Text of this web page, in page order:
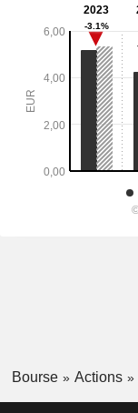
Bourse Actions